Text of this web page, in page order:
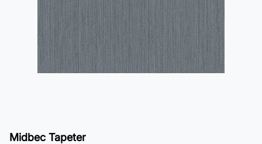
Midbec Tapeter